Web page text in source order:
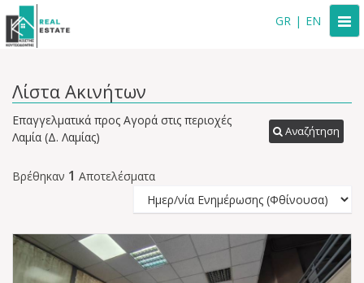
GR | EN
Λίστα Ακινήτων
Αναζήτηση
Επαγγελματικά προς Αγορά στις περιοχές
Λαμία (Δ. Λαμίας)
Βρέθηκαν 1 Αποτελέσματα